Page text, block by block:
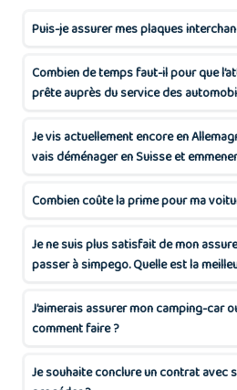
Puis-je assurer mes plaques
Combien de temps faut-il pour que
prête auprès du service des
Je vis actuellement encore en
vais déménager en Suisse et
Combien coûte la prime pour ma
Je ne suis plus satisfait de mon
passer à simpego. Quelle est la
J’aimerais assurer mon camping-car
comment faire ?
Je souhaite conclure un contrat avec